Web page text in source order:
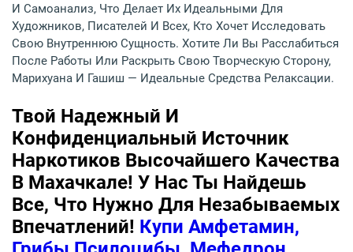
И Самоанализ, Что Делает Их Идеальными Для
Художников, Писателей И Всех, Кто Хочет Исследовать
Свою Внутреннюю Сущность. Хотите Ли Вы Расслабиться
После Работы Или Раскрыть Свою Творческую Сторону,
Марихуана И Гашиш — Идеальные Средства Релаксации.
Твой Надежный И
Конфиденциальный Источник
Наркотиков Высочайшего Качества
В Махачкале! У Нас Ты Найдешь
Все, Что Нужно Для Незабываемых
Впечатлений! Купи Амфетамин,